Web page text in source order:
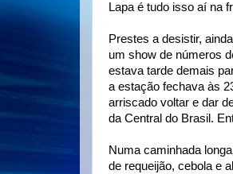
Lapa é tudo isso aí na
Prestes a desistir,
um show de números
estava tarde demais
a estação fechava às
arriscado voltar e dar
da Central do Brasil.
Numa caminhada
de requeijão, cebola e